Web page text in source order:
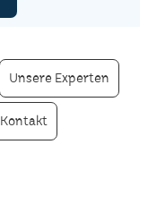
Unsere Experten
Kontakt